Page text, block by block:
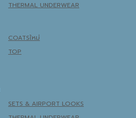
THERMAL UNDERWEAR
COATS
TOP
SETS & AIRPORT LOOKS